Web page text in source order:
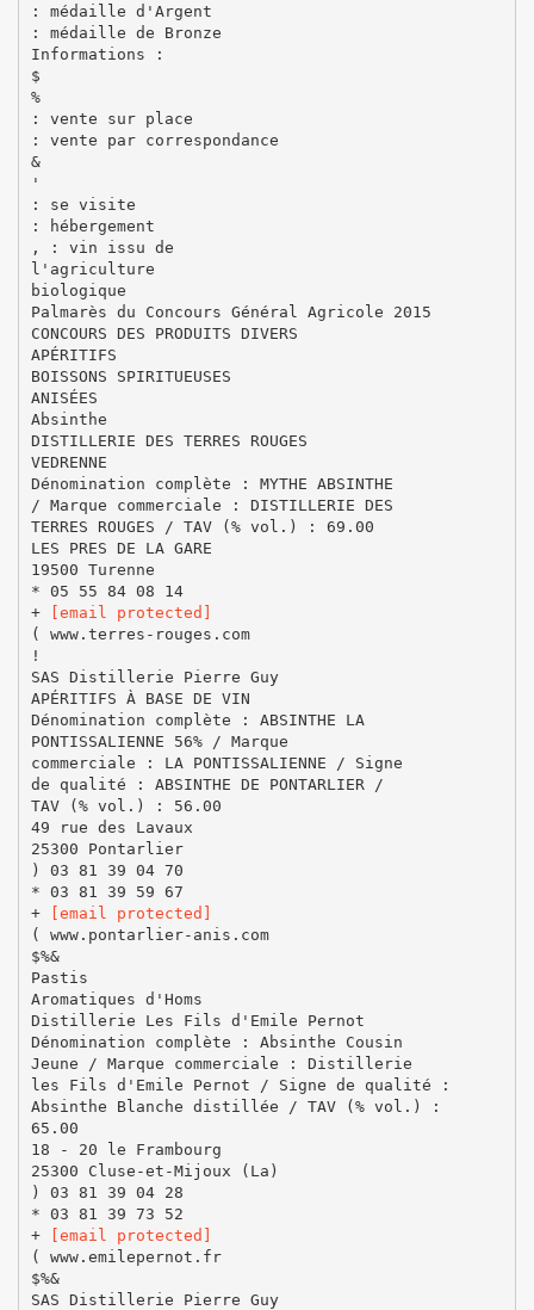
: médaille d'Argent
: médaille de Bronze
Informations :
$
%
: vente sur place
: vente par correspondance
&
'
: se visite
: hébergement
, : vin issu de
l'agriculture
biologique
Palmarès du Concours Général Agricole 2015
CONCOURS DES PRODUITS DIVERS
APÉRITIFS
BOISSONS SPIRITUEUSES
ANISÉES
Absinthe
DISTILLERIE DES TERRES ROUGES
VEDRENNE
Dénomination complète : MYTHE ABSINTHE
/ Marque commerciale : DISTILLERIE DES
TERRES ROUGES / TAV (% vol.) : 69.00
LES PRES DE LA GARE
19500 Turenne
* 05 55 84 08 14
+
[email protected]
( www.terres-rouges.com
!
SAS Distillerie Pierre Guy
APÉRITIFS À BASE DE VIN
Dénomination complète : ABSINTHE LA
PONTISSALIENNE 56% / Marque
commerciale : LA PONTISSALIENNE / Signe
de qualité : ABSINTHE DE PONTARLIER /
TAV (% vol.) : 56.00
49 rue des Lavaux
25300 Pontarlier
) 03 81 39 04 70
* 03 81 39 59 67
+
[email protected]
( www.pontarlier-anis.com
$%&
Pastis
Aromatiques d'Homs
Distillerie Les Fils d'Emile Pernot
Dénomination complète : Absinthe Cousin
Jeune / Marque commerciale : Distillerie
les Fils d'Emile Pernot / Signe de qualité :
Absinthe Blanche distillée / TAV (% vol.) :
65.00
18 - 20 le Frambourg
25300 Cluse-et-Mijoux (La)
) 03 81 39 04 28
* 03 81 39 73 52
+
[email protected]
( www.emilepernot.fr
$%&
SAS Distillerie Pierre Guy